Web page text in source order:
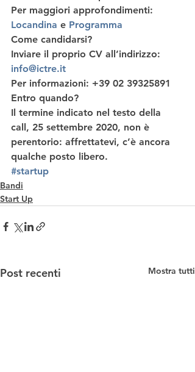
Per maggiori approfondimenti:
Locandina e Programma
Come candidarsi?
Inviare il proprio CV all’indirizzo:
info@ictre.it
Per informazioni: +39 02 39325891
Entro quando?
Il termine indicato nel testo della
call, 25 settembre 2020, non è
perentorio: affrettatevi, c’è ancora
qualche posto libero.
#startup
Bandi
Start Up
Post recenti Mostra tutti